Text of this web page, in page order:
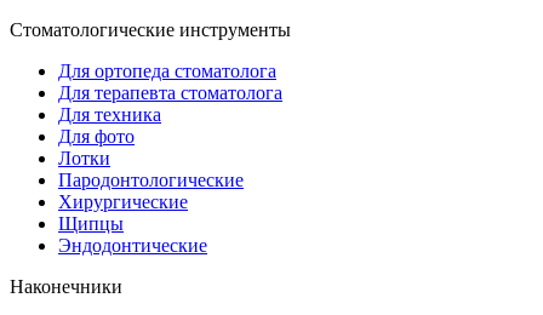
Стоматологические инструменты
Для ортопеда стоматолога
Для терапевта стоматолога
Для техника
Для фото
Лотки
Пародонтологические
Хирургические
Щипцы
Эндодонтические
Наконечники